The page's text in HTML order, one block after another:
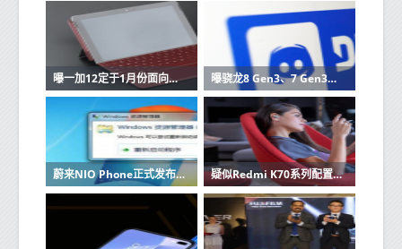
曝一加12定于1月份面向全球发布 骁龙8 Gen3加持 曝骁龙8 Gen3、7 Gen3小米均拿到首发！后者为独占
蔚来NIO Phone正式发布！搭载骁龙8 Gen2售6499起 疑似Redmi K70系列配置曝光 配骁龙8 Gen3 质感大提升